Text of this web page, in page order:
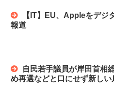
【IT】EU、Appleをデ
報道
自民若手議員が岸田首
め再選などと口にせず新しい